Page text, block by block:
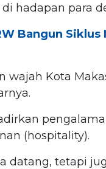
hadapan para
Bangun Siklus
wajah Kota
(hospitality).
datang, tetapi